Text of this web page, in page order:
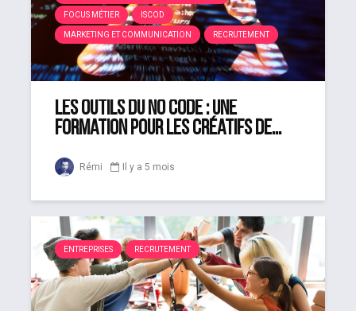
FOCUS MÉTIER ISCOD
MARKETING ET COMMUNICATION RECRUTEMENT
Les outils du no code : une
formation pour les créatifs de...
Rémi Il y a 5 mois
ENTREPRISES RECRUTEMENT